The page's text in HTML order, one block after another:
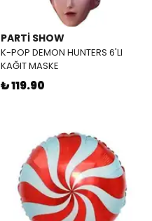
PARTİ SHOW
K-POP DEMON HUNTERS 6'LI
KAĞIT MASKE
₺ 119.90